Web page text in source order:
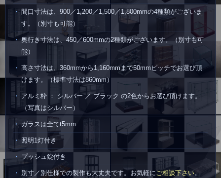
間口寸法は、900／1,200／1,500／1,800mmの4種類がございま
す。（別寸も可能）
奥行き寸法は、450／600mmの2種類がございます。（別寸も可
能）
高さ寸法は、360mmから1,160mmまで50mmピッチでお選び頂
けます。（標準寸法は860mm）
アルミ枠 ： シルバー ／ ブラック の2色からお選び頂けます。
（写真はシルバー）
ガラスは全てt5mm
照明1灯付き
プッシュ錠付き
別寸／別仕様での製作も大丈夫です。お気軽にご相談下さい。